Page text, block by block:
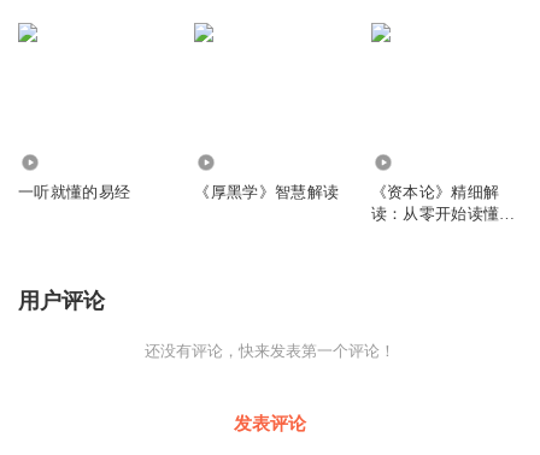
一听就懂的易经 《厚黑学》智慧解读
《资本论》精细解
读：从零开始读懂经
用户评论
还没有评论，快来发表第一个评论！
发表评论